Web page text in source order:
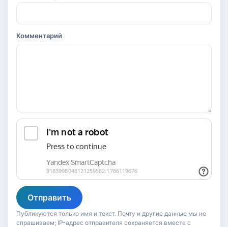
Комментарий
Отправить
Публикуются только имя и текст. Почту и другие данные мы не
спрашиваем; IP-адрес отправителя сохраняется вместе с